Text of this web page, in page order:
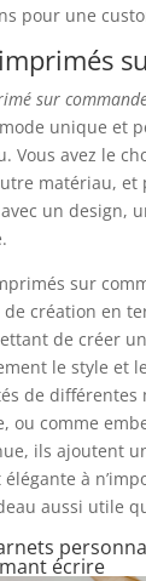
pour une
sur
unique et
Vous avez le
matériau, et
un design,
sur
création en
de créer
le style et
de
ou comme
ils ajoutent
à
aussi utile
écrire